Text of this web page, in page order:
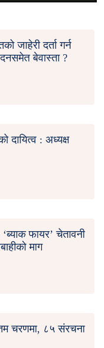
जाहेरी दर्ता गर्न
बेवास्ता ?
दायित्व : अध्यक्ष
फायर’ चेतावनी
माग
चरणमा, ८५ संरचना